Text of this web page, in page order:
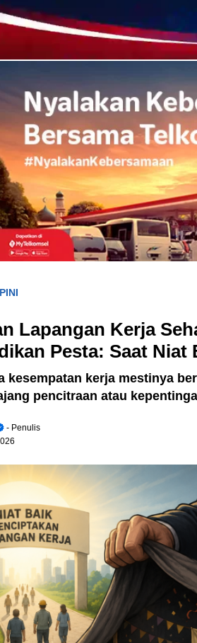
Lapangan Kerja
Pesta: Saat
kesempatan kerja mestinya
pencitraan atau
- Penulis